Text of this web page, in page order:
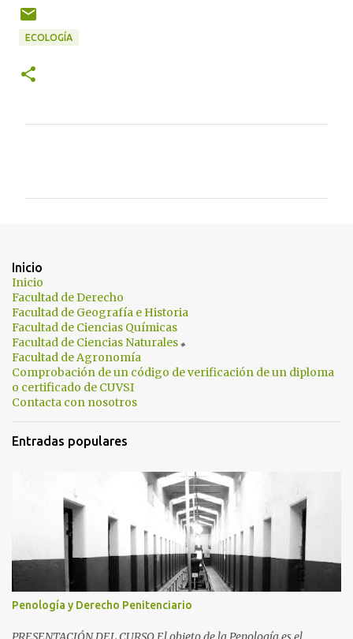
ECOLOGÍA
a
r
i
o
s
Inicio
Inicio
Facultad de Derecho
Facultad de Geografía e Historia
Facultad de Ciencias Químicas
Facultad de Ciencias Naturales
Facultad de Agronomía
Comprobación de un código de verificación de un diploma
o certificado de CUVSI
Contacta con nosotros
Entradas populares
Penología y Derecho Penitenciario